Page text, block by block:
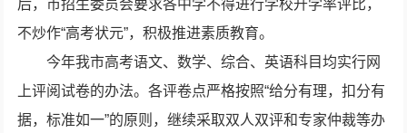
后，市招生委员会要求各中学不得进行学校升学率评比，
不炒作“高考状元”，积极推进素质教育。
今年我市高考语文、数学、综合、英语科目均实行网
上评阅试卷的办法。各评卷点严格按照“给分有理，扣分有
据，标准如一”的原则，继续采取双人双评和专家仲裁等办